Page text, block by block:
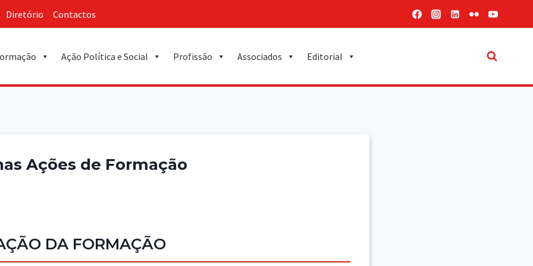
Diretório Contactos
Ação Política e Social Profissão Associados Editorial
Ações de Formação
DA FORMAÇÃO